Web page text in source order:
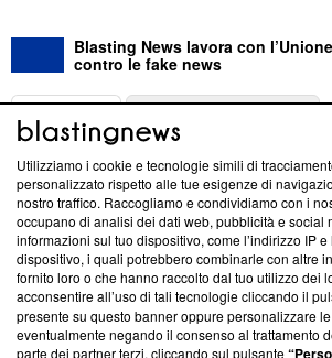
Blasting News lavora con
contro le fake news
ABOUT
Questa sezione offre informazioni
News, sui nostri processi editoriali e su
creare news di qualità. Inoltre, afferma la
‘Trust Project - News with Integrity’Blasting
ancora membro del programma, ma ha
parte; Trust Project non ha ancora
conformità agli standard.
Utilizziamo i cookie e tecnologie simili di
personalizzato rispetto alle tue esigenze di
nostro traffico. Raccogliamo e condividiamo con i
occupano di analisi dei dati web, pubblicità e social
informazioni sul tuo dispositivo, come l’indirizzo IP
dispositivo, i quali potrebbero combinarle con altre
fornito loro o che hanno raccolto dal tuo utilizzo dei
acconsentire all’uso di tali tecnologie cliccando il
presente su questo banner oppure personalizzare
eventualmente negando il consenso al trattamento
parte dei partner terzi, cliccando sul pulsante